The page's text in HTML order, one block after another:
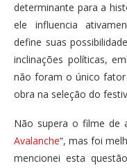
determinante para a
ele influencia
define suas
inclinações políticas,
não foram o único
obra na seleção do
Não supera o filme de
Avalanche“, mas foi
mencionei esta